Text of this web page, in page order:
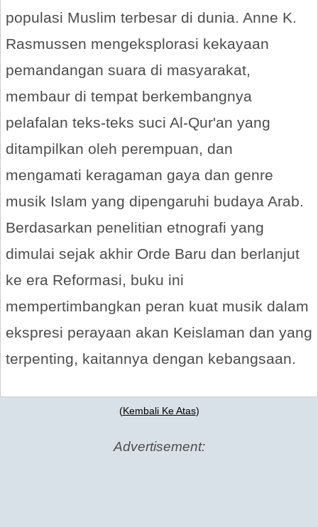
populasi Muslim terbesar di dunia. Anne K.
Rasmussen mengeksplorasi kekayaan
pemandangan suara di masyarakat,
membaur di tempat berkembangnya
pelafalan teks-teks suci Al-Qur'an yang
ditampilkan oleh perempuan, dan
mengamati keragaman gaya dan genre
musik Islam yang dipengaruhi budaya Arab.
Berdasarkan penelitian etnografi yang
dimulai sejak akhir Orde Baru dan berlanjut
ke era Reformasi, buku ini
mempertimbangkan peran kuat musik dalam
ekspresi perayaan akan Keislaman dan yang
terpenting, kaitannya dengan kebangsaan.
(Kembali Ke Atas)
Advertisement: